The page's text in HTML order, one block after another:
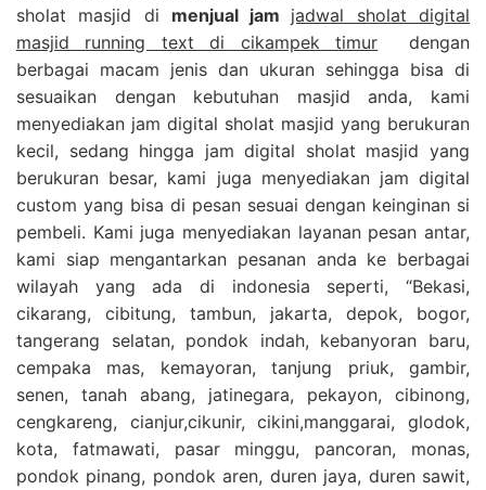
sholat masjid di menjual jam jadwal sholat digital
masjid running text di cikampek timur dengan
berbagai macam jenis dan ukuran sehingga bisa di
sesuaikan dengan kebutuhan masjid anda, kami
menyediakan jam digital sholat masjid yang berukuran
kecil, sedang hingga jam digital sholat masjid yang
berukuran besar, kami juga menyediakan jam digital
custom yang bisa di pesan sesuai dengan keinginan si
pembeli. Kami juga menyediakan layanan pesan antar,
kami siap mengantarkan pesanan anda ke berbagai
wilayah yang ada di indonesia seperti, “Bekasi,
cikarang, cibitung, tambun, jakarta, depok, bogor,
tangerang selatan, pondok indah, kebanyoran baru,
cempaka mas, kemayoran, tanjung priuk, gambir,
senen, tanah abang, jatinegara, pekayon, cibinong,
cengkareng, cianjur,cikunir, cikini,manggarai, glodok,
kota, fatmawati, pasar minggu, pancoran, monas,
pondok pinang, pondok aren, duren jaya, duren sawit,